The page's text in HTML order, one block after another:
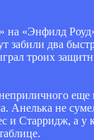
«Энфилд
забили два
троих
Анелька не
и Старридж, а